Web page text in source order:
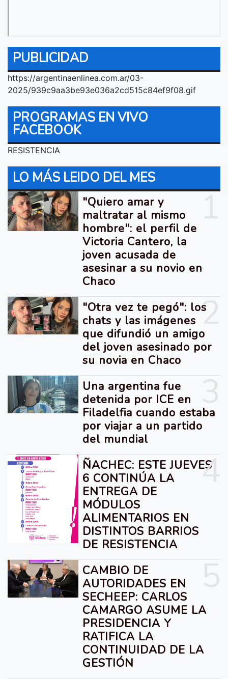
PUBLICIDAD
https://argentinaenlinea.com.ar/03-
2025/939c9aa3be93e036a2cd515c84ef9f08.gif
PROGRAMAS EN VIVO
FACEBOOK
RESISTENCIA
LO MÁS LEIDO DEL MES
"Quiero amar y
maltratar al mismo
hombre": el perfil de
Victoria Cantero, la
joven acusada de
asesinar a su novio en
Chaco
2
"Otra vez te pegó": los
chats y las imágenes
que difundió un amigo
del joven asesinado por
su novia en Chaco
Una argentina fue
detenida por ICE en
Filadelfia cuando estaba
por viajar a un partido
del mundial
4
ÑACHEC: ESTE JUEVES
6 CONTINÚA LA
ENTREGA DE
MÓDULOS
ALIMENTARIOS EN
DISTINTOS BARRIOS
DE RESISTENCIA
CAMBIO DE
AUTORIDADES EN
SECHEEP: CARLOS
CAMARGO ASUME LA
PRESIDENCIA Y
RATIFICA LA
CONTINUIDAD DE LA
GESTIÓN